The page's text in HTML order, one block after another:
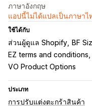
ภาษาอังกฤษ
แอปนี้ไม่ได้แปลเป็นภาษาไ
ใช้ได้กับ
ส่วนผู้ดูแล Shopify BF
EZ terms and conditions
VO Product Options
ประเภท
การปรับแต่งตะกร้าสินค้า